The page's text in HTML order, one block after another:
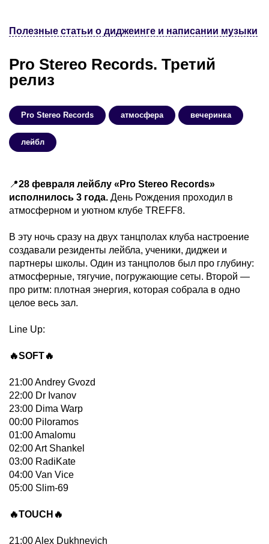
Полезные статьи о диджеинге и написании музыки
Pro Stereo Records. Третий
релиз
Pro Stereo Records атмосфера вечеринка
лейбл
📍28 февраля лейблу «Pro Stereo Records»
исполнилось 3 года. День Рождения проходил в
атмосферном и уютном клубе TREFF8.
В эту ночь сразу на двух танцполах клуба настроение
создавали резиденты лейбла, ученики, диджеи и
партнеры школы. Один из танцполов был про глубину:
атмосферные, тягучие, погружающие сеты. Второй —
про ритм: плотная энергия, которая собрала в одно
целое весь зал.
Line Up:
🔥SOFT🔥
21:00 Andrey Gvozd
22:00 Dr Ivanov
23:00 Dima Warp
00:00 Piloramos
01:00 Amalomu
02:00 Art Shankel
03:00 RadiKate
04:00 Van Vice
05:00 Slim-69
🔥TOUCH🔥
21:00 Alex Dukhnevich